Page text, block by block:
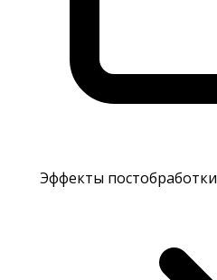
Эффекты постобработки